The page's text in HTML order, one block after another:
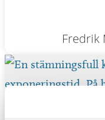
Fredrik